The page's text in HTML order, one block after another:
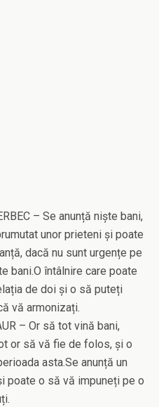
– Se anunță niște bani,
unor prieteni și poate
dacă nu sunt urgențe pe
bani.O întâlnire care poate
de doi și o să puteți
vă armonizați.
– Or să tot vină bani,
or să vă fie de folos, și o
asta.Se anunță un
poate o să vă impuneți pe o